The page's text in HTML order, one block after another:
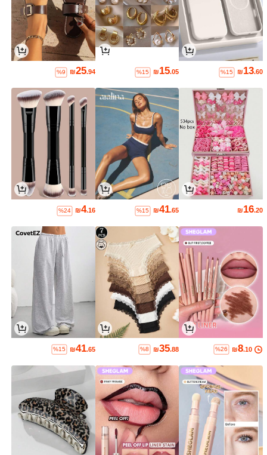
₪13.60
%15
₪15.05
%15
₪25.94
%9
₪16.20
₪41.65
%15
₪4.16
%24
₪8.10
%26
₪35.88
%8
₪41.65
%15